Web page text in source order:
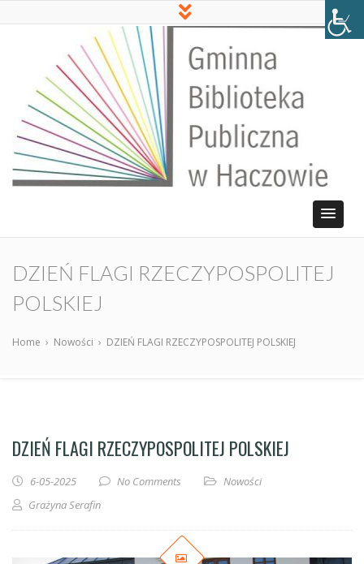
DZIEŃ FLAGI RZECZYPOSPOLITEJ
POLSKIEJ
Home › Nowości › DZIEŃ FLAGI RZECZYPOSPOLITEJ POLSKIEJ
DZIEŃ FLAGI RZECZYPOSPOLITEJ POLSKIEJ
6-05-2025 No Comments
Nowości
Grażyna Serafin